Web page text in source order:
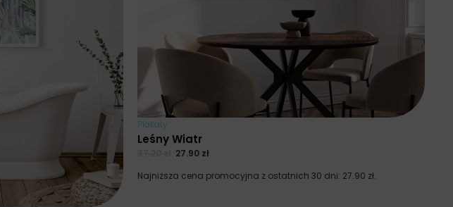
Plakaty
Leśny Wiatr
27.90 zł
Najniższa cena promocyjna z ostatnich 30 dni: 27.90 zł.